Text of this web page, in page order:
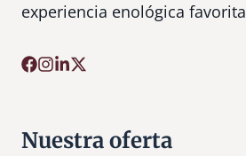
experiencia enológica favorita
Nuestra oferta